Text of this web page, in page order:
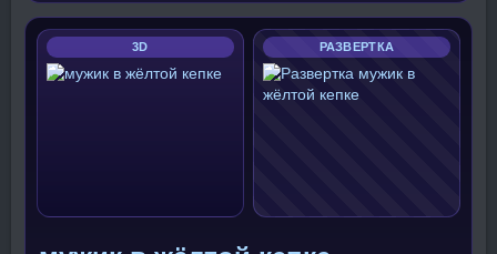
3D РАЗВЕРТКА